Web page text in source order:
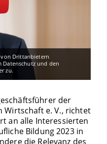
a. Wolter & Kerst
Somit sind
Rand des dualen
festzustellen
nach der
aufnehmen
den
Duale Studiengänge
In diesem
Frage, welcher
vermehrt in
einmünden wird
von Drittanbietern
Datenschutz und den
zu.
der
Wirtschaft e. V., richtet
an alle Interessierten
Bildung 2023 in
die Relevanz des